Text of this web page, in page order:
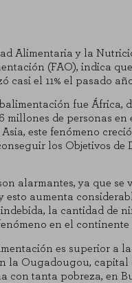
Alimentaria y la
(FAO), indica
el 11% el pasado
fue África,
millones de personas
este fenómeno
los Objetivos de
alarmantes, ya que se
esto aumenta
la cantidad de
en el
es superior a la
la Ougadougou, capital
con tanta pobreza, en